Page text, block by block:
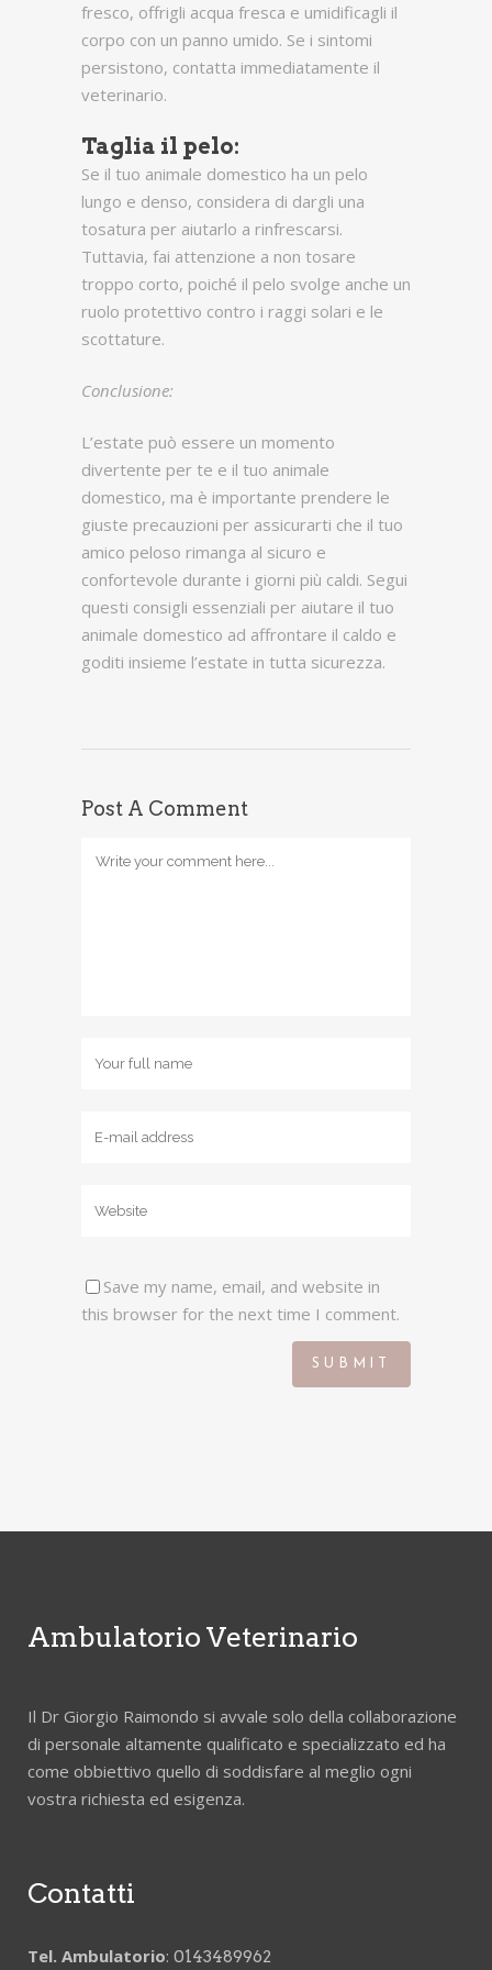
fresco, offrigli acqua fresca e umidificagli il
corpo con un panno umido. Se i sintomi
persistono, contatta immediatamente il
veterinario.
Taglia il pelo:
Se il tuo animale domestico ha un pelo
lungo e denso, considera di dargli una
tosatura per aiutarlo a rinfrescarsi.
Tuttavia, fai attenzione a non tosare
troppo corto, poiché il pelo svolge anche un
ruolo protettivo contro i raggi solari e le
scottature.
Conclusione:
L’estate può essere un momento
divertente per te e il tuo animale
domestico, ma è importante prendere le
giuste precauzioni per assicurarti che il tuo
amico peloso rimanga al sicuro e
confortevole durante i giorni più caldi. Segui
questi consigli essenziali per aiutare il tuo
animale domestico ad affrontare il caldo e
goditi insieme l’estate in tutta sicurezza.
Post A Comment
Save my name, email, and website in
this browser for the next time I comment.
Ambulatorio Veterinario
Il Dr Giorgio Raimondo si avvale solo della collaborazione
di personale altamente qualificato e specializzato ed ha
come obbiettivo quello di soddisfare al meglio ogni
vostra richiesta ed esigenza.
Contatti
Tel. Ambulatorio: 0143489962